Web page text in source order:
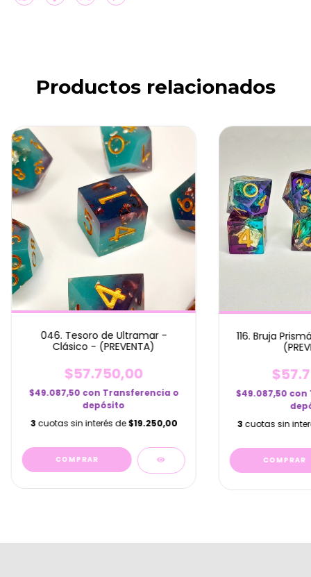
Productos relacionados
046. Tesoro de Ultramar -
Clásico - (PREVENTA)
$57.750,00
$49.087,50 con Transferencia o
depósito
3 cuotas sin interés de$19.250,00
116. Bruja
$49.087,50 con
3 cuotas sin